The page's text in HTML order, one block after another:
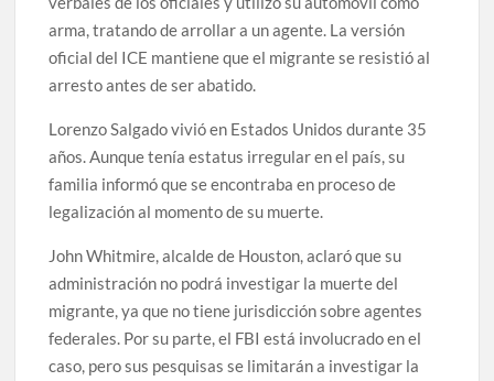
arma, tratando de arrollar a un agente. La versión
oficial del ICE mantiene que el migrante se resistió al
arresto antes de ser abatido.
Lorenzo Salgado vivió en Estados Unidos durante 35
años. Aunque tenía estatus irregular en el país, su
familia informó que se encontraba en proceso de
legalización al momento de su muerte.
John Whitmire, alcalde de Houston, aclaró que su
administración no podrá investigar la muerte del
migrante, ya que no tiene jurisdicción sobre agentes
federales. Por su parte, el FBI está involucrado en el
caso, pero sus pesquisas se limitarán a investigar la